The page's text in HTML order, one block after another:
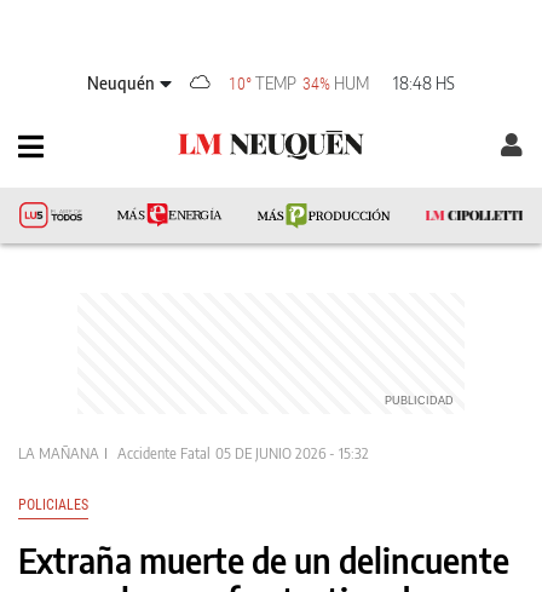
Neuquén 10° TEMP 34% HUM 18:48 HS
LA MAÑANA Accidente Fatal 05 DE JUNIO 2026 - 15:32
POLICIALES
Extraña muerte de un delincuente